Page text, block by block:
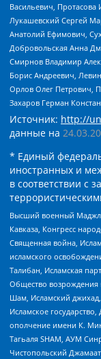
Васильевич,
Лукашевский Сергей
Анатолий Ефимович,
Добровольская Анна
Смирнов Владимир
Борис Андреевич,
Орлов Олег Петрович,
Захаров Герман
Источник: http://
данные на
* Единый
иностранных и
в соответствии с
Высший военный
Кавказа, Конгресс
Священная война,
исламского
Талибан, Исламская
Общество возрождения
Шам, Исламский
Исламское
ополчение имени К.
Тагьаля SHAM, АУМ
Чистопольский